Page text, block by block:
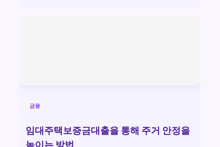
금융
임대주택보증금대출을 통해 주거 안정을
높이는 방법